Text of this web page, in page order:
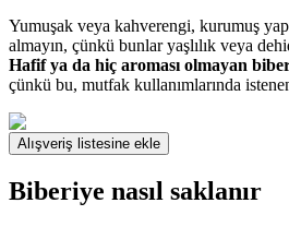
Yumuşak veya kahverengi, kurumuş
almayın, çünkü bunlar yaşlılık veya
Hafif ya da hiç aroması olmayan
çünkü bu, mutfak kullanımlarında
Alışveriş listesine ekle
Biberiye nasıl saklanır